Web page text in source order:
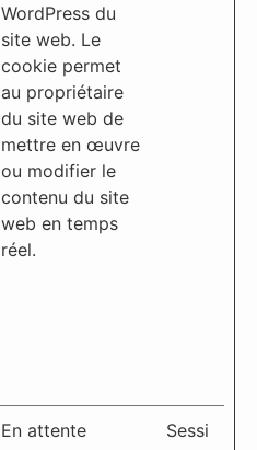
WordPress du
site web. Le
cookie permet
au propriétaire
du site web de
mettre en œuvre
ou modifier le
contenu du site
web en temps
réel.
En attente
Sessi